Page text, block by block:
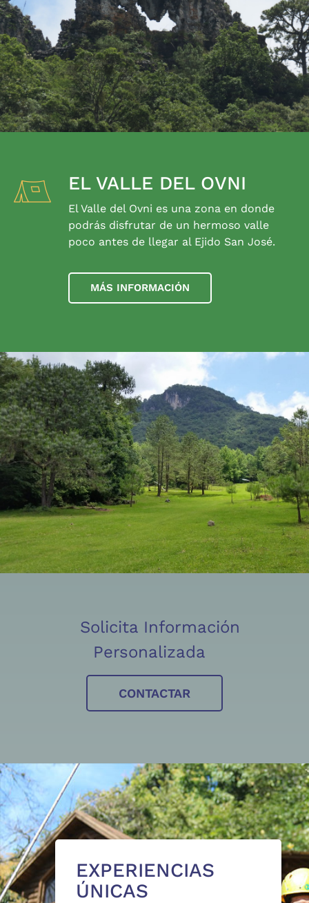
EL VALLE DEL OVNI
El Valle del Ovni es una zona en donde
podrás disfrutar de un hermoso valle
poco antes de llegar al Ejido San José.
MÁS INFORMACIÓN
Solicita Información
Personalizada
CONTACTAR
EXPERIENCIAS
ÚNICAS